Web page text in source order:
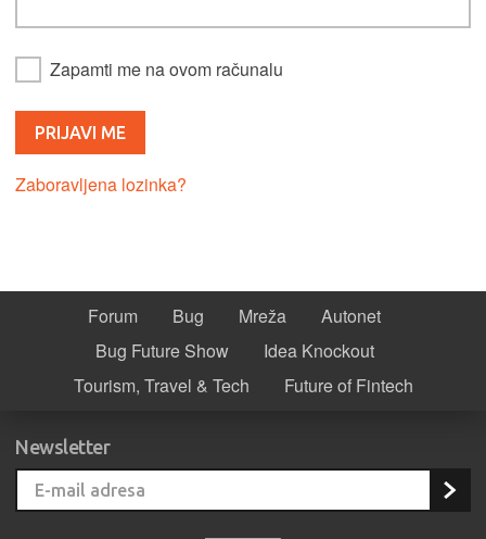
Zapamti me na ovom računalu
Zaboravljena lozinka?
Forum Bug Mreža
Autonet
Bug Future Show
Idea Knockout
Tourism, Travel & Tech
Future of Fintech
Newsletter